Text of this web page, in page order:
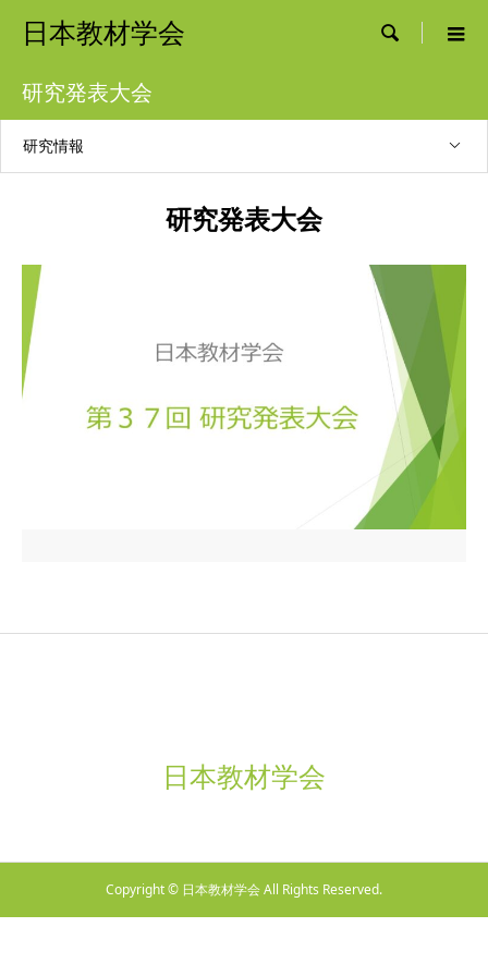
日本教材学会 
研究発表大会
研究情報
研究発表大会
日本教材学会
Copyright © 日本教材学会 All Rights Reserved.